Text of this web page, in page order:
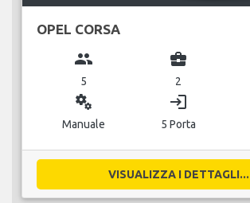
OPEL CORSA
group
5
business_center
2
miscellaneous_services
Manuale
login
5 Porta
VISUALIZZA I DETTAGLI...